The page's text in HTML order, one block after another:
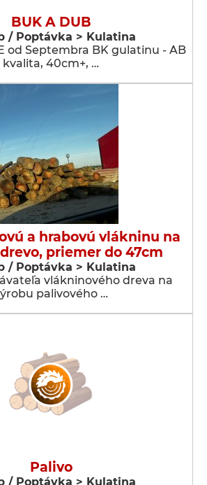
BUK A DUB
/ Poptávka > Kulatina
od Septembra BK gulatinu - AB
kvalita, 40cm+, …
a hrabovú vlákninu na
priemer do 47cm
/ Poptávka > Kulatina
vlákninového dreva na
palivového …
Palivo
/ Poptávka > Kulatina